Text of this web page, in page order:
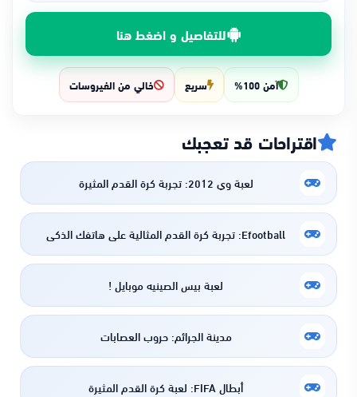
للتفاصيل و اضغط هنا
آمن 100% سريع خالي من الفيروسات
اقتراحات قد تعجبك
لعبة وي 2012: تجربة كرة القدم المثيرة
Efootball: تجربة كرة القدم المثالية على هاتفك الذكي
لعبة بيس الصينيه موبايل !
مدينة الجرائم: حروب العصابات
أبطال FIFA: لعبة كرة القدم المثيرة